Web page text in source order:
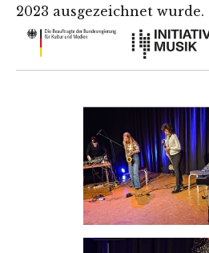
2023 ausgezeichnet wurde.